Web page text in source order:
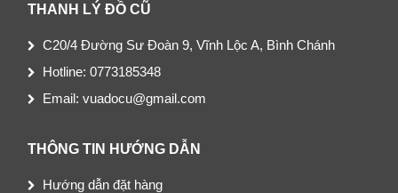
THANH LÝ ĐỒ CŨ
C20/4 Đường Sư Đoàn 9, Vĩnh Lộc A, Bình Chánh
Hotline: 0773185348
Email: vuadocu@gmail.com
THÔNG TIN HƯỚNG DẪN
Hướng dẫn đặt hàng